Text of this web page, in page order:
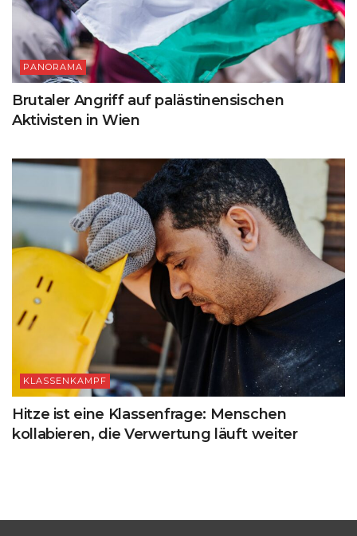
PANORAMA
Brutaler Angriff auf palästinensischen
Aktivisten in Wien
KLASSENKAMPF
Hitze ist eine Klassenfrage: Menschen
kollabieren, die Verwertung läuft weiter